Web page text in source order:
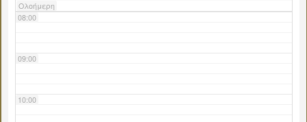
Ολοήμερη
08:00
09:00
10:00